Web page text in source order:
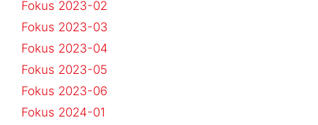
Fokus 2023-02
Fokus 2023-03
Fokus 2023-04
Fokus 2023-05
Fokus 2023-06
Fokus 2024-01